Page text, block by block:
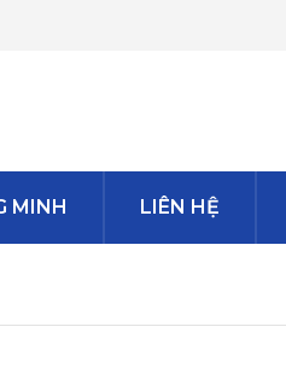
MINH LIÊN HỆ